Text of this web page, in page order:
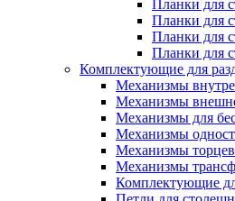
Планки для
Планки для
Планки для
Планки для
Комплектующие для
Механизмы
Механизмы
Механизмы для
Механизмы
Механизмы
Механизмы
Комплектующие